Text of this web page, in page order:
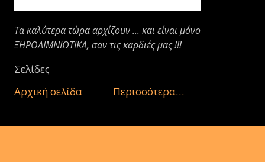
Τα καλύτερα τώρα αρχίζουν ... και είναι μόνο
ΞΗΡΟΛΙΜΝΙΩΤΙΚΑ, σαν τις καρδιές μας !!!
Σελίδες
Αρχική σελίδα
Περισσότερα…